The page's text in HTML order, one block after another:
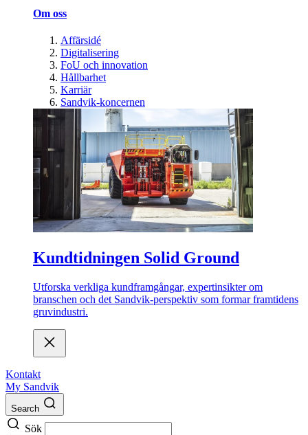
Om oss
Affärsidé
Digitalisering
FoU och innovation
Hållbarhet
Karriär
Sandvik-koncernen
Kundtidningen Solid Ground
Utforska verkliga kundframgångar, expertinsikter om
branschen och det Sandvik-perspektiv som formar framtidens
gruvindustri.
Kontakt
My Sandvik
Search
Sök